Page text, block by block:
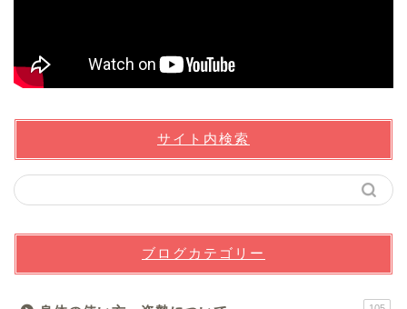
サイト内検索
ブログカテゴリー